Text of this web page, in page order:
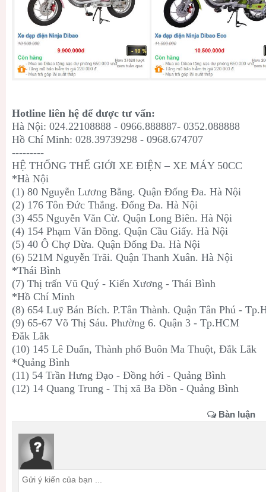
Hotline liên hệ để được tư vấn:
Hà Nội: 024.22108888 - 0966.888887- 0352.088888
Hồ Chí Minh: 028.39739298 - 0968.674707
---------
HỆ THỐNG THẾ GIỚI XE ĐIỆN – XE MÁY 50CC
*Hà Nội
(1) 80 Nguyễn Lương Bằng. Quận Đống Đa. Hà Nội
(2) 176 Tôn Đức Thắng. Đống Đa. Hà Nội
(3) 455 Nguyễn Văn Cừ. Quận Long Biên. Hà Nội
(4) 154 Phạm Văn Đồng. Quận Cầu Giấy. Hà Nội
(5) 40 Ô Chợ Dừa. Quận Đống Đa. Hà Nội
(6) 521M Nguyễn Trãi. Quận Thanh Xuân. Hà Nội
*Thái Bình
(7) Thị trấn Vũ Quý - Kiến Xương - Thái Bình
*Hồ Chí Minh
(8) 654 Luỹ Bán Bích. P.Tân Thành. Quận Tân Phú -
(9) 65-67 Võ Thị Sáu. Phường 6. Quận 3 - Tp.HCM
Đắk Lắk
(10) 145 Lê Duẩn, Thành phố Buôn Ma Thuột, Đắk Lắk
*Quảng Bình
(11) 54 Trần Hưng Đạo - Đồng hới - Quảng Bình
(12) 14 Quang Trung - Thị xã Ba Đồn - Quảng Bình
Bàn luận